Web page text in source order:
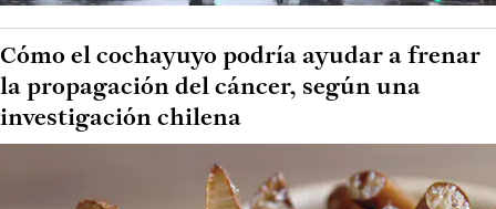
Cómo el cochayuyo podría ayudar a frenar
la propagación del cáncer, según una
investigación chilena